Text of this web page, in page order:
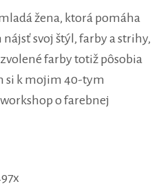
žena, ktorá pomáha
svoj štýl, farby a strihy,
farby totiž pôsobia
si k mojim 40-tym
o farebnej